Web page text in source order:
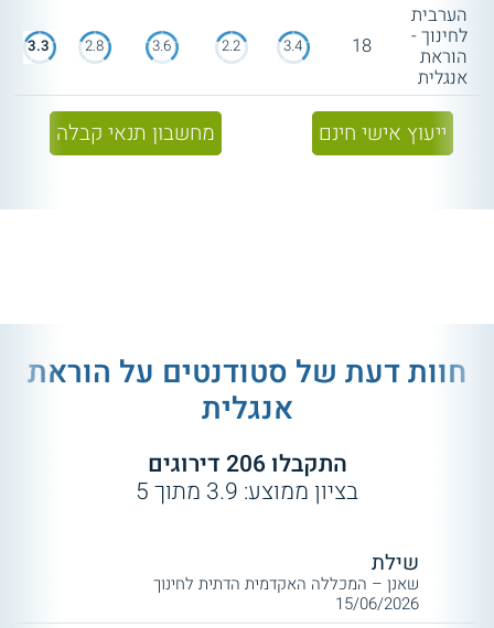
הערבית
לחינוך -
הוראת
אנגלית
18
3.4
2.2
3.6
2.8
3.3
ייעוץ אישי חינם מחשבון תנאי קבלה
חוות דעת של סטודנטים על הוראת
אנגלית
התקבלו206 דירוגים
בציון ממוצע: 3.9 מתוך5
שילת
שאנן – המכללה האקדמית הדתית לחינוך
15/06/2026